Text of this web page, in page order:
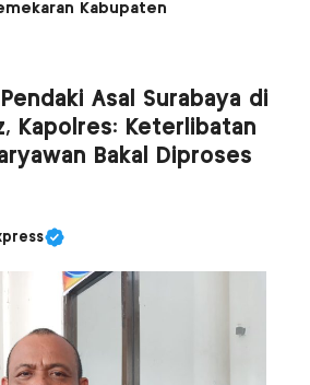
Kabupaten
Asal Surabaya di
Kapolres: Keterlibatan
Bakal Diproses